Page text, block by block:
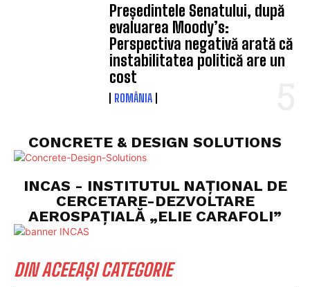
Președintele Senatului, după
evaluarea Moody’s:
Perspectiva negativă arată că
instabilitatea politică are un
cost
ROMÂNIA
CONCRETE & DESIGN SOLUTIONS
INCAS - INSTITUTUL NAȚIONAL DE
CERCETARE-DEZVOLTARE
AEROSPAȚIALĂ „ELIE CARAFOLI”
DIN ACEEAȘI CATEGORIE